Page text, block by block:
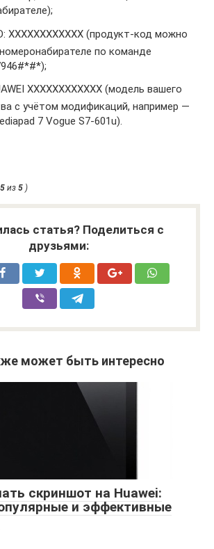
XXXXXXXXXXXX (продукт-код можно
по команде
XXXXXXXXXXXX (модель вашего
с учётом модификаций, например —
7 Vogue S7-601u).
из 5 )
статья? Поделиться с
друзьями:
может быть интересно
скриншот на Huawei:
и эффективные